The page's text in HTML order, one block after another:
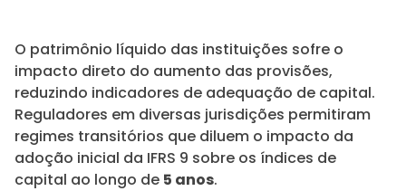
O patrimônio líquido das instituições sofre o
impacto direto do aumento das provisões,
reduzindo indicadores de adequação de capital.
Reguladores em diversas jurisdições permitiram
regimes transitórios que diluem o impacto da
adoção inicial da IFRS 9 sobre os índices de
capital ao longo de 5 anos.